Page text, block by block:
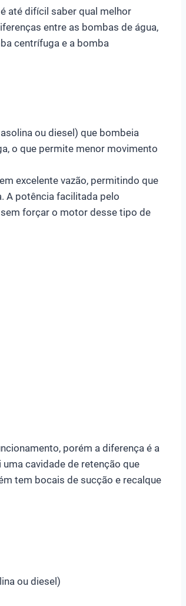
até difícil saber qual melhor
entre as bombas de água,
centrífuga e a bomba
ou diesel) que bombeia
o que permite menor movimento
excelente vazão, permitindo que
A potência facilitada pelo
forçar o motor desse tipo de
porém a diferença é a
cavidade de retenção que
tem bocais de sucção e recalque
ou diesel)